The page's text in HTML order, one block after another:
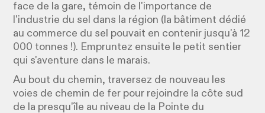
face de la gare, témoin de l'importance de
l'industrie du sel dans la région (la bâtiment dédié
au commerce du sel pouvait en contenir jusqu'à 12
000 tonnes !). Empruntez ensuite le petit sentier
qui s'aventure dans le marais.
Au bout du chemin, traversez de nouveau les
voies de chemin de fer pour rejoindre la côte sud
de la presqu'île au niveau de la Pointe du